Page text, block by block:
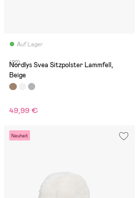
Auf Lager
(22)
Nordlys Svea Sitzpolster Lammfell,
Beige
49,99 €
Neuheit